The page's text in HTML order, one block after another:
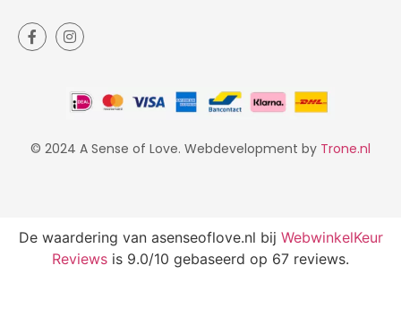
© 2024 A Sense of Love. Webdevelopment by Trone.nl
De waardering van asenseoflove.nl bij WebwinkelKeur
Reviews is 9.0/10 gebaseerd op 67 reviews.